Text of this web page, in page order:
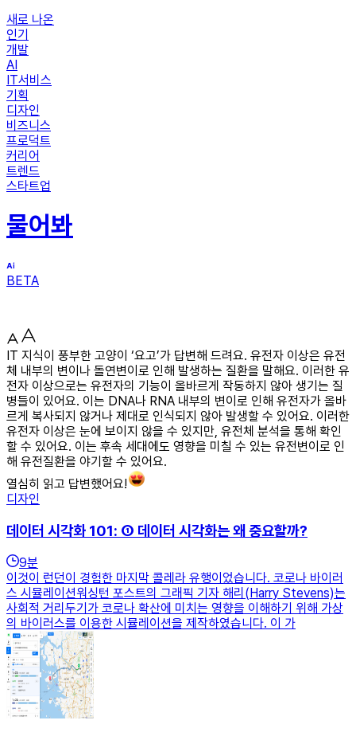
새로 나온
인기
개발
AI
IT서비스
기획
디자인
비즈니스
프로덕트
커리어
트렌드
스타트업
물어봐
BETA
IT 지식이 풍부한 고양이 ‘요고’가 답변해 드려요. 유전자 이상은 유전
체 내부의 변이나 돌연변이로 인해 발생하는 질환을 말해요. 이러한 유
전자 이상으로는 유전자의 기능이 올바르게 작동하지 않아 생기는 질
병들이 있어요. 이는 DNA나 RNA 내부의 변이로 인해 유전자가 올바
르게 복사되지 않거나 제대로 인식되지 않아 발생할 수 있어요. 이러한
유전자 이상은 눈에 보이지 않을 수 있지만, 유전체 분석을 통해 확인
할 수 있어요. 이는 후속 세대에도 영향을 미칠 수 있는 유전변이로 인
해 유전질환을 야기할 수 있어요.
열심히 읽고 답변했어요!
디자인
데이터 시각화 101: ① 데이터 시각화는 왜 중요할까?
9분
이것이 런던이 경험한 마지막 콜레라 유행이었습니다. 코로나 바이러
스 시뮬레이션워싱턴 포스트의 그래픽 기자 해리(Harry Stevens)는
사회적 거리두기가 코로나 확산에 미치는 영향을 이해하기 위해 가상
의 바이러스를 이용한 시뮬레이션을 제작하였습니다. 이 가